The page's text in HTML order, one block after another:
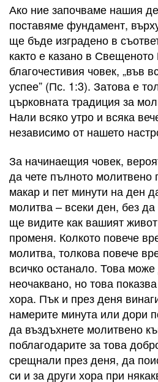
Ако ние започваме нашия
поставяме фундамент,
ще бъде изградено в
както е казано в
благочестивия човек, „във
успее” (Пс. 1:3). Затова е
църковната традиция за
Нали всяко утро и всяка
независимо от нашето
За начинаещия човек,
да чете пълното
макар и пет минути на ден
молитва – всеки ден, без
ще видите как вашият
променя. Колкото повече
молитва, толкова повече
всичко останало. Това
неочаквано, но това
хора. Пък и през деня
намерите минута или дори
да въздъхнете молитвено
поблагодарите за това
срещнали през деня, да
си и за други хора при